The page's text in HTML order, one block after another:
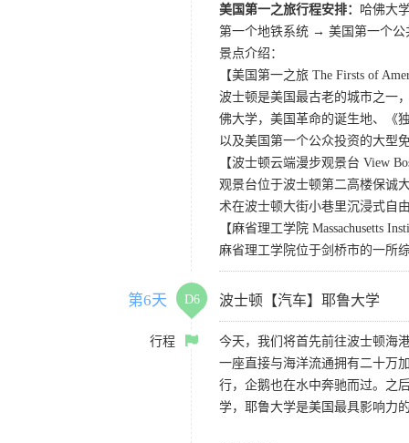
美国第一之旅行程安排： 哈佛大
第一个地铁系统 → 美国第一个
景点介绍：
【美国第一之旅 The Firsts of
波士顿是美国最古老的城市之一
佛大学，美国革命的诞生地、《
以及美国第一个公众投资的大型
【波士顿云端漫步观景台 View
观景台位于波士顿第二高楼保诚
术在波士顿大街小巷里沉浸式自
【麻省理工学院 Massachusetts
麻省理工学院位于剑桥市的一所
第6天 D6 波士顿【汽车】耶鲁大学
行程
今天，我们将首先前往波士顿海
一座直接与海洋流通拥有二十万
行，企鹅也在水中奔驰而过。之
学，耶鲁大学是美国最具影响力